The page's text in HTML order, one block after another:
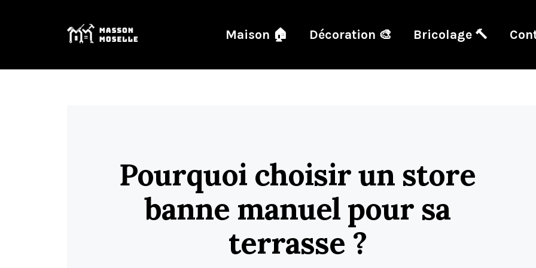
Maison 🏠 Décoration 🎨 Bricolage 🔨
Pourquoi choisir un store
banne manuel pour sa
terrasse ?